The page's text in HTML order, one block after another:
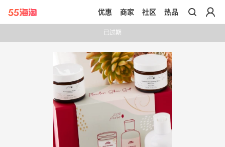
带你去官网买正品
优惠 商家 社区 热品
已过期